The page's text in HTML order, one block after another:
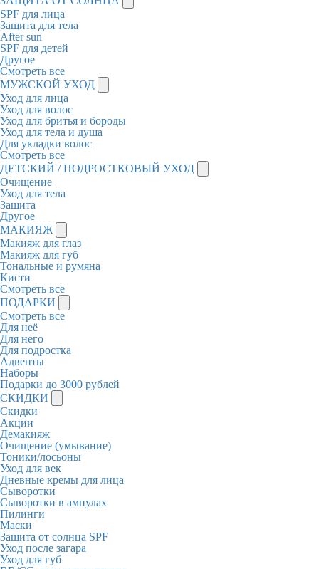
SPF для лица
Защита для тела
After sun
SPF для детей
Другое
Смотреть все
МУЖСКОЙ УХОД
Уход для лица
Уход для волос
Уход для бритья и бороды
Уход для тела и душа
Для укладки волос
Смотреть все
ДЕТСКИЙ / ПОДРОСТКОВЫЙ УХОД
Очищение
Уход для тела
Защита
Другое
МАКИЯЖ
Макияж для глаз
Макияж для губ
Тональные и румяна
Кисти
Смотреть все
ПОДАРКИ
Смотреть все
Для неё
Для него
Для подростка
Адвенты
Наборы
Подарки до 3000 рублей
СКИДКИ
Скидки
Акции
Демакияж
Очищение (умывание)
Тоники/лосьоны
Уход для век
Дневные кремы для лица
Сыворотки
Сыворотки в ампулах
Пилинги
Маски
Защита от солнца SPF
Уход после загара
Уход для губ